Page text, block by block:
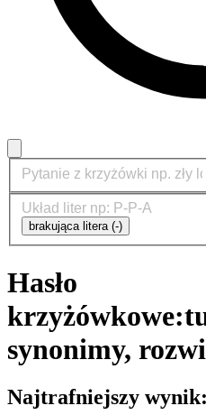
brakująca litera (-)
Hasło
krzyżówkowe:
synonimy,
Najtrafniejszy wynik: